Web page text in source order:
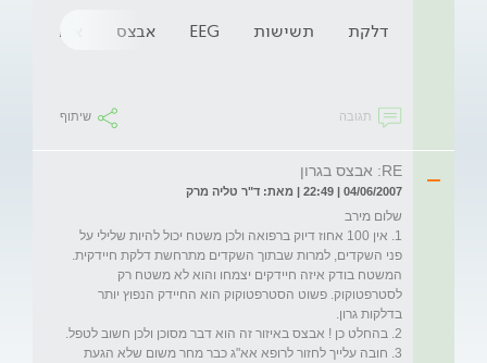
דלקת תשישות EEG אבצס אבצס בגרון
תגובה שיתוף
RE: אבצס בגרון
04/06/2007 | 22:49 | מאת: ד"ר טליה מרק
1. אין 100 אחוז דיוק ברפואה ולכן משטח יכול להיות שלילי על
פני השקדים, למרות שבתוך השקדים מתרחשת דלקת חיידקית.
המשטח בודק איזה חיידקים יצמחו והוא לא משטח רק
לסטרפטוקוק. פשוט הסטרפטוקוק הוא החיידק הנפוץ יותר
3. חובה עלייך לחזור לרופא אא"ג כבר מחר משום שלא הגעת